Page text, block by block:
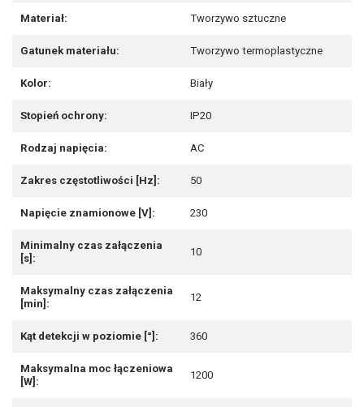
Materiał: Tworzywo sztuczne
Gatunek materiału: Tworzywo termoplastyczne
Kolor: Biały
Stopień ochrony: IP20
Rodzaj napięcia: AC
Zakres częstotliwości [Hz]: 50
Napięcie znamionowe [V]: 230
Minimalny czas załączenia
[s]:
10
Maksymalny czas załączenia
[min]:
12
Kąt detekcji w poziomie [°]: 360
Maksymalna moc łączeniowa
[W]:
1200